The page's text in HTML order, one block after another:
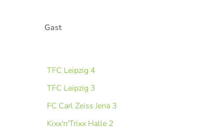
Gast
TFC Leipzig 4
TFC Leipzig 3
FC Carl Zeiss Jena 3
Kixx'n'Trixx Halle 2